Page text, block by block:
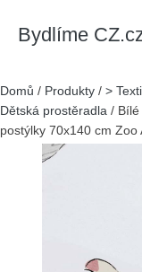
Bydlíme
Domů / Produkty / >
Dětská prostěradla /
postýlky 70x140 cm Zoo